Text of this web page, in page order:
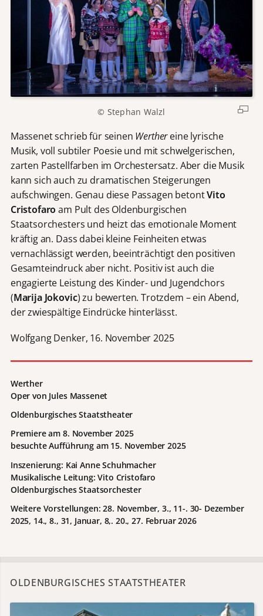
© Stephan Walzl
Massenet schrieb für seinen Werthereine lyrische
Musik, voll subtiler Poesie und mit schwelgerischen,
zarten Pastellfarben im Orchestersatz. Aber die Musik
kann sich auch zu dramatischen Steigerungen
aufschwingen. Genau diese Passagen betontVito
Cristofaro am Pult des Oldenburgischen
Staatsorchesters und heizt das emotionale Moment
kräftig an. Dass dabei kleine Feinheiten etwas
vernachlässigt werden, beeinträchtigt den positiven
Gesamteindruck aber nicht. Positiv ist auch die
engagierte Leistung des Kinder- und Jugendchors
(Marija Jokovic) zu bewerten. Trotzdem – ein Abend,
der zwiespältige Eindrücke hinterlässt.
Wolfgang Denker, 16. November 2025
Werther
Oper von Jules Massenet
Oldenburgisches Staatstheater
Premiere am 8. November 2025
besuchte Aufführung am 15. November 2025
Inszenierung: Kai Anne Schuhmacher
Musikalische Leitung: Vito Cristofaro
Oldenburgisches Staatsorchester
Weitere Vorstellungen: 28. November, 3., 11-. 30- Dezember
2025, 14., 8., 31, Januar, 8,. 20., 27. Februar 2026
OLDENBURGISCHES STAATSTHEATER